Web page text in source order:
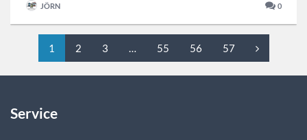
JÖRN 0
1 2 3 … 55 56 57
Service